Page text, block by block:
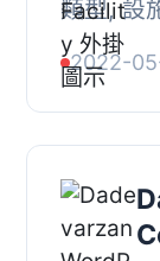
類型, 設
局主題,
2022-